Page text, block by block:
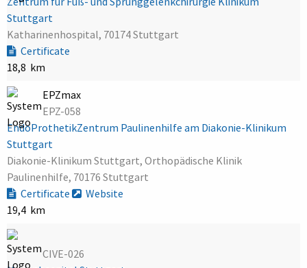
Stuttgart
Katharinenhospital, 70174 Stuttgart
Certificate
18,8 km
EPZmax
EPZ-058
EndoProthetikZentrum Paulinenhilfe am Diakonie-Klinikum
Stuttgart
Diakonie-Klinikum Stuttgart, Orthopädische Klinik
Paulinenhilfe, 70176 Stuttgart
Certificate
Website
19,4 km
CIVE-026